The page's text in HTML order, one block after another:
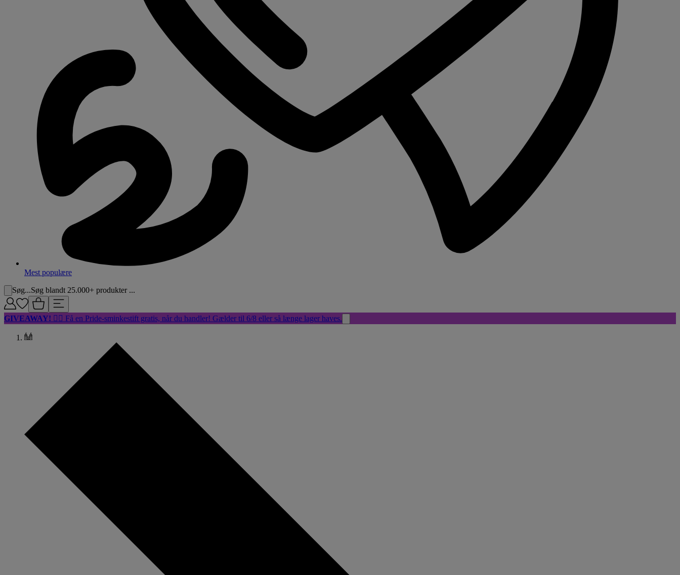
Mest populære
Søg...Søg blandt 25.000+ produkter ...
GIVEAWAY! 🏳️‍🌈 Få en Pride-sminkestift gratis, når du handler! Gælder til 6/8 eller så længe lager haves.